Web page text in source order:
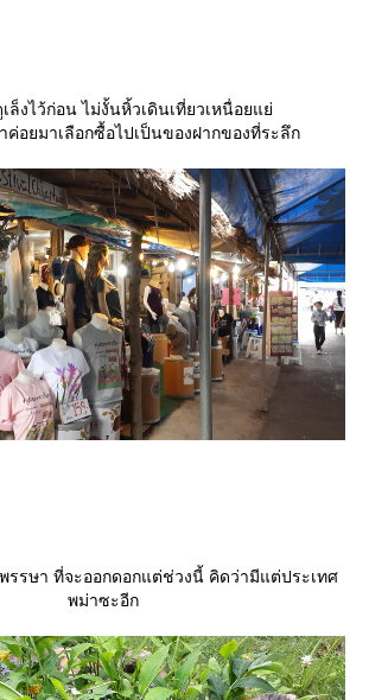
ล็งไว้ก่อน ไม่งั้นหิ้วเดินเที่ยวเหนื่อยแย่
ค่อยมาเลือกซื้อไปเป็นของฝากของที่ระลึก
รรษา ที่จะออกดอกแต่ช่วงนี้ คิดว่ามีแต่ประเทศ
พม่าซะอีก